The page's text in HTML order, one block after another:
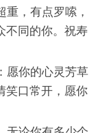
，有点罗嗦，
不同的你。祝寿
愿你的心灵芳草
笑口常开，愿你